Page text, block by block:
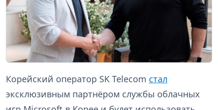
Корейский оператор SK Telecom стал
эксклюзивным партнёром службы облачных